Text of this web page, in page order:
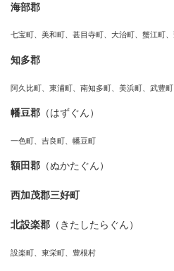
海部郡
七宝町、美和町、甚目寺町、大治町、蟹江町
知多郡
阿久比町、東浦町、南知多町、美浜町、武豊町
幡豆郡 （はずぐん）
一色町、吉良町、幡豆町
額田郡 （ぬかたぐん）
西加茂郡三好町
北設楽郡 （きたしたらぐん）
設楽町、東栄町、豊根村